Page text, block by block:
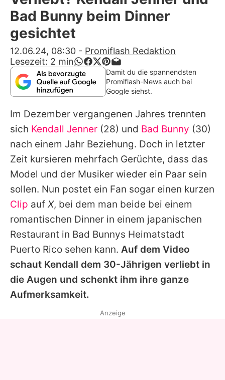
Alle Themen auf Promiflash
App runterladen
Team
Redaktionelle Richtlinien
Impressum
Datenschutzerklärung
Nutzungsbedingungen
Utiq verwalten
Bad Bunny beim Dinner
gesichtet
12.06.24, 08:30 - Promiflash Redaktion
Lesezeit: 2 min
Damit du die spannendsten
Promiflash-News auch bei
Google siehst.
Im Dezember vergangenen Jahres trennten
sich Kendall Jenner (28) und Bad Bunny (30)
nach einem Jahr Beziehung. Doch in letzter
Zeit kursieren mehrfach Gerüchte, dass das
Model und der Musiker wieder ein Paar sein
sollen. Nun postet ein Fan sogar einen kurzen
Clip auf X, bei dem man beide bei einem
romantischen Dinner in einem japanischen
Restaurant in Bad Bunnys Heimatstadt
Puerto Rico sehen kann. Auf dem Video
schaut Kendall dem 30-Jährigen verliebt in
die Augen und schenkt ihm ihre ganze
Aufmerksamkeit.
Anzeige